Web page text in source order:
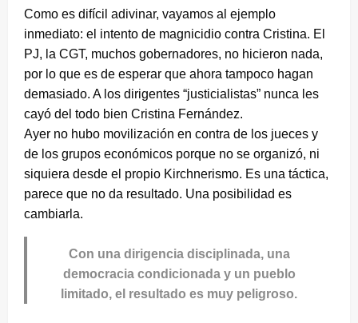
Como es difícil adivinar, vayamos al ejemplo
inmediato: el intento de magnicidio contra Cristina. El
PJ, la CGT, muchos gobernadores, no hicieron nada,
por lo que es de esperar que ahora tampoco hagan
demasiado. A los dirigentes “justicialistas” nunca les
cayó del todo bien Cristina Fernández.
Ayer no hubo movilización en contra de los jueces y
de los grupos económicos porque no se organizó, ni
siquiera desde el propio Kirchnerismo. Es una táctica,
parece que no da resultado. Una posibilidad es
cambiarla.
Con una dirigencia disciplinada, una
democracia condicionada y un pueblo
limitado, el resultado es muy peligroso.